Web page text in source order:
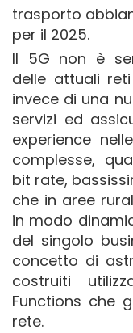
trasporto
per il 2025.
Il 5G non è
delle attuali
invece di una
servizi ed
experience
complesse,
bit rate,
che in aree
in modo
del singolo
concetto di
costruiti
Functions che
rete.